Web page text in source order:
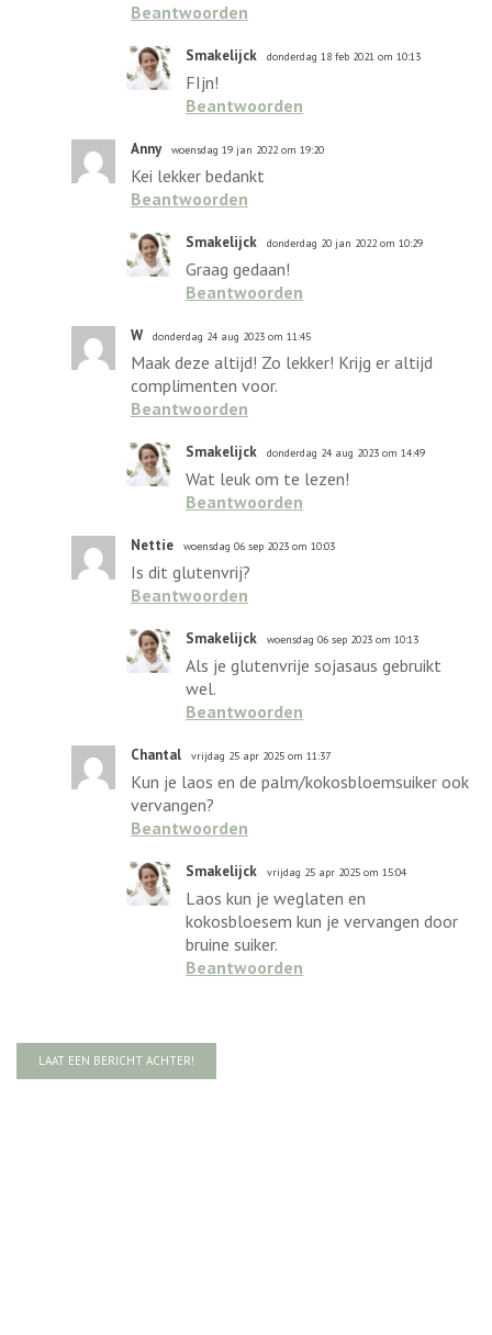
Beantwoorden
Smakelijck donderdag 18 feb 2021 om 10:13
FIjn!
Beantwoorden
Anny woensdag 19 jan 2022 om 19:20
Kei lekker bedankt
Beantwoorden
Smakelijck donderdag 20 jan 2022 om 10:29
Graag gedaan!
Beantwoorden
W donderdag 24 aug 2023 om 11:45
Maak deze altijd! Zo lekker! Krijg er altijd
complimenten voor.
Beantwoorden
Smakelijck donderdag 24 aug 2023 om 14:49
Wat leuk om te lezen!
Beantwoorden
Nettie woensdag 06 sep 2023 om 10:03
Is dit glutenvrij?
Beantwoorden
Smakelijck woensdag 06 sep 2023 om 10:13
Als je glutenvrije sojasaus gebruikt
wel.
Beantwoorden
Chantal vrijdag 25 apr 2025 om 11:37
Kun je laos en de palm/kokosbloemsuiker ook
vervangen?
Beantwoorden
Smakelijck vrijdag 25 apr 2025 om 15:04
Laos kun je weglaten en
kokosbloesem kun je vervangen door
bruine suiker.
Beantwoorden
LAAT EEN BERICHT ACHTER!